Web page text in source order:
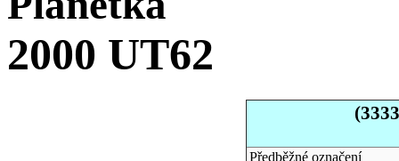
2000 UT62
Předběžné označení